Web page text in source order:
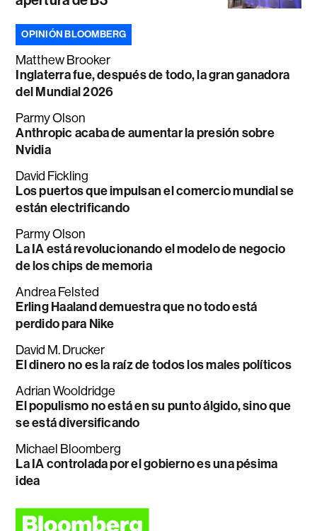
OPINIÓN BLOOMBERG
Matthew Brooker
Inglaterra fue, después de todo, la gran ganadora
del Mundial 2026
Parmy Olson
Anthropic acaba de aumentar la presión sobre
Nvidia
David Fickling
Los puertos que impulsan el comercio mundial se
están electrificando
Parmy Olson
La IA está revolucionando el modelo de negocio
de los chips de memoria
Andrea Felsted
Erling Haaland demuestra que no todo está
perdido para Nike
David M. Drucker
El dinero no es la raíz de todos los males políticos
Adrian Wooldridge
El populismo no está en su punto álgido, sino que
se está diversificando
Michael Bloomberg
La IA controlada por el gobierno es una pésima
idea